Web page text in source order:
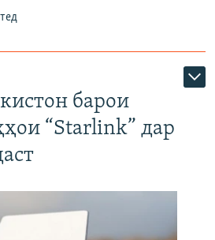
барои
“Starlink” дар